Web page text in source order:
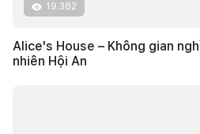
19.382
Alice's House – Không gian
nhiên Hội An